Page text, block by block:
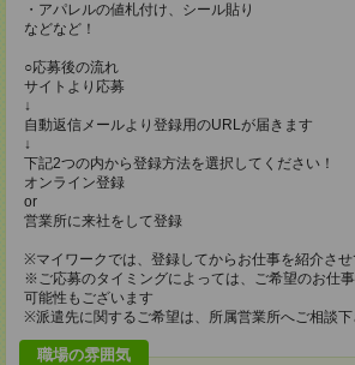
・アパレルの値札付け、シール貼り
などなど！
○応募後の流れ
サイトより応募
↓
自動返信メールより登録用のURLが届きます
↓
下記2つの内から登録方法を選択してください！
オンライン登録
or
営業所に来社をして登録
※マイワークでは、登録してからお仕事を紹介さ
※ご応募のタイミングによっては、ご希望のお仕
可能性もございます
※派遣先に関するご希望は、所属営業所へご相談
職場の雰囲気